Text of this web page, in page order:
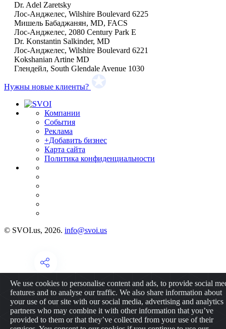
Dr. Adel Zaretsky
Лос-Анджелес, Wilshire Boulevard 6225
Мишель Бабаджанян, MD, FACS
Лос-Анджелес, 2080 Century Park E
Dr. Konstantin Salkinder, MD
Лос-Анджелес, Wilshire Boulevard 6221
Kokshanian Artine MD
Глендейл, South Glendale Avenue 1030
Нужны новые клиенты?
Компании
События
Реклама
+Добавить бизнес
Карта сайта
Политика конфиденциальности
© SVOI.us, 2026. info@svoi.us
We use cookies to personalise content and ads, to provide social
features and to analyse our traffic. We also share information about
your use of our site with our social media, advertising and analytics
partners who may combine it with other information that you’ve
provided to them or that they’ve collected from your use of their